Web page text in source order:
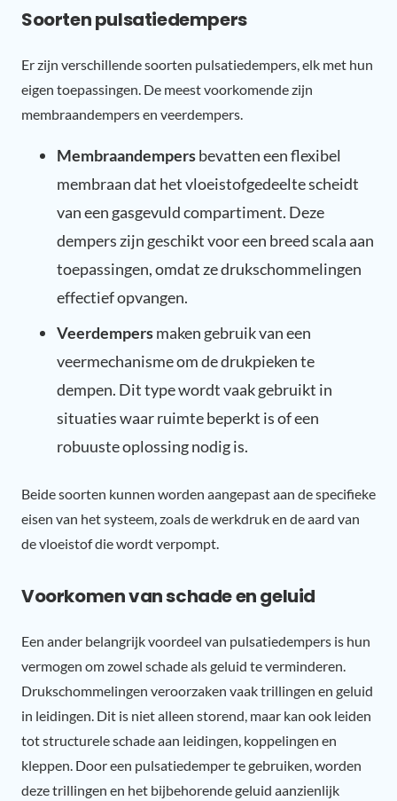
Soorten pulsatiedempers
Er zijn verschillende soorten pulsatiedempers, elk met hun
eigen toepassingen. De meest voorkomende zijn
membraandempers en veerdempers.
Membraandempersbevatten een flexibel
membraan dat het vloeistofgedeelte scheidt
van een gasgevuld compartiment. Deze
dempers zijn geschikt voor een breed scala aan
toepassingen, omdat ze drukschommelingen
effectief opvangen.
Veerdempersmaken gebruik van een
veermechanisme om de drukpieken te
dempen. Dit type wordt vaak gebruikt in
situaties waar ruimte beperkt is of een
robuuste oplossing nodig is.
Beide soorten kunnen worden aangepast aan de specifieke
eisen van het systeem, zoals de werkdruk en de aard van
de vloeistof die wordt verpompt.
Voorkomen van schade en geluid
Een ander belangrijk voordeel van pulsatiedempers is hun
vermogen om zowel schade als geluid te verminderen.
Drukschommelingen veroorzaken vaak trillingen en geluid
in leidingen. Dit is niet alleen storend, maar kan ook leiden
tot structurele schade aan leidingen, koppelingen en
kleppen. Door een pulsatiedemper te gebruiken, worden
deze trillingen en het bijbehorende geluid aanzienlijk